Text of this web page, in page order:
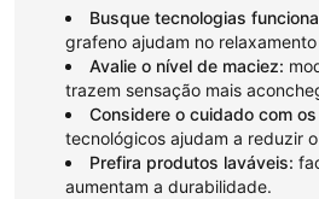
Busque tecnologias
grafeno ajudam no
Avalie o nível de maciez:
trazem sensação mais
Considere o cuidado com
tecnológicos ajudam a reduzir
Prefira produtos laváveis:
aumentam a durabilidade.